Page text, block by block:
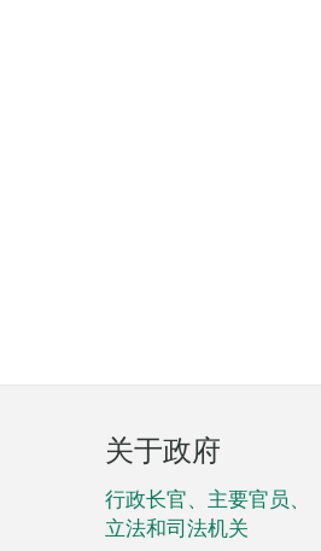
页
脚
菜
关于政府
行政长官、主要官员、
立法和司法机关